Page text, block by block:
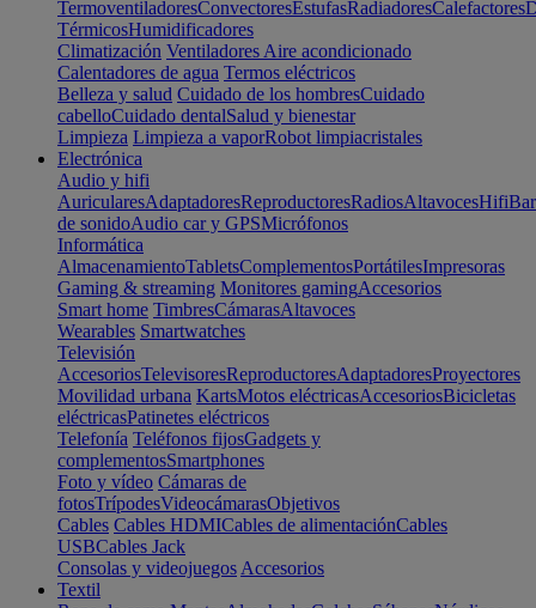
TermoventiladoresConvectoresEstufasRadiadoresCalefactores
TérmicosHumidificadores
Climatización Ventiladores Aire acondicionado
Calentadores de agua Termos eléctricos
Belleza y salud Cuidado de los hombresCuidado
cabelloCuidado dentalSalud y bienestar
Limpieza Limpieza a vaporRobot limpiacristales
Electrónica
Audio y hifi
AuricularesAdaptadoresReproductoresRadiosAltavocesHifi
de sonidoAudio car y GPSMicrófonos
Informática
AlmacenamientoTabletsComplementosPortátilesImpresoras
Gaming & streaming Monitores gamingAccesorios
Smart home TimbresCámarasAltavoces
Wearables Smartwatches
Televisión
AccesoriosTelevisoresReproductoresAdaptadoresProyectores
Movilidad urbana KartsMotos eléctricasAccesoriosBicicletas
eléctricasPatinetes eléctricos
Telefonía Teléfonos fijosGadgets y
complementosSmartphones
Foto y vídeo Cámaras de
fotosTrípodesVideocámarasObjetivos
Cables Cables HDMICables de alimentaciónCables
USBCables Jack
Consolas y videojuegos Accesorios
Textil